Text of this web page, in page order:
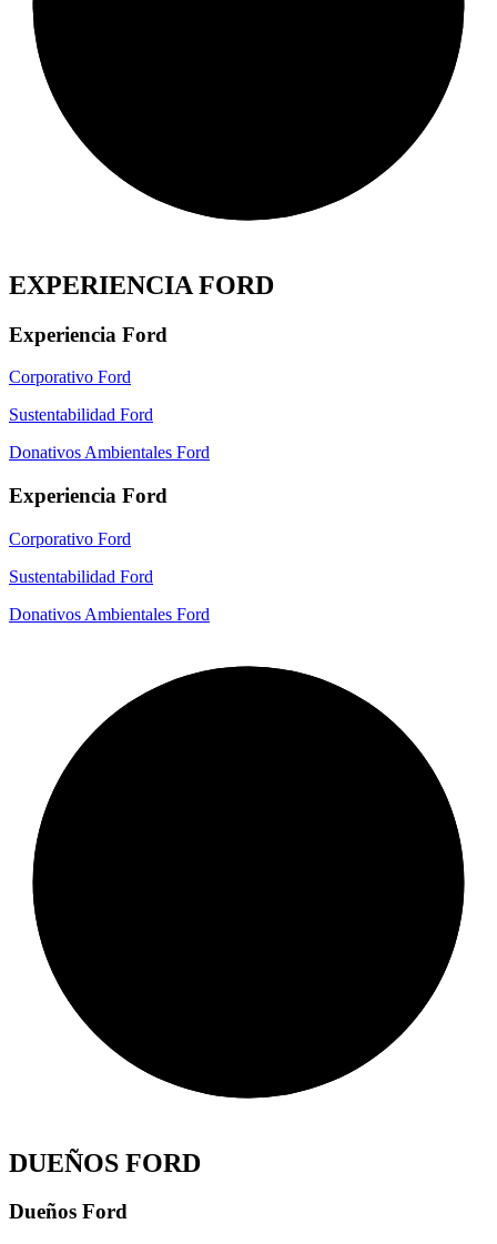
EXPERIENCIA FORD
Experiencia Ford
Corporativo Ford
Sustentabilidad Ford
Donativos Ambientales Ford
Experiencia Ford
Corporativo Ford
Sustentabilidad Ford
Donativos Ambientales Ford
DUEÑOS FORD
Dueños Ford